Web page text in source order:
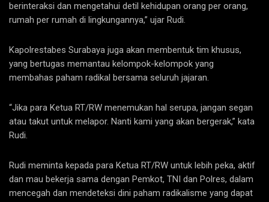
berinteraksi dan mengetahui detil kehidupan orang per orang,
rumah per rumah di lingkungannya,” ujar Rudi.
Kapolrestabes Surabaya juga akan membentuk tim khusus,
yang bertugas memantau kelompok-kelompok yang
membahas paham radikal bersama seluruh jajaran.
“Jika para Ketua RT/RW menemukan hal serupa, jangan segan
atau takut untuk melapor. Nanti kami yang akan bergerak,” kata
Rudi.
Rudi meminta kepada para Ketua RT/RW untuk lebih peka, aktif
dan mau bekerja sama dengan Pemkot, TNI dan Polres, dalam
mencegah dan mendeteksi dini paham radikalisme yang dapat